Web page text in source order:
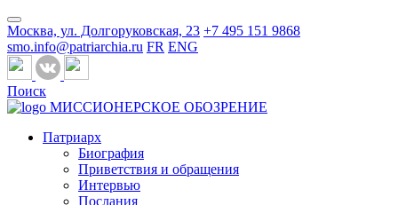
Москва, ул. Долгоруковская, 23 +7 495 151 9868
smo.info@patriarchia.ru FR ENG
Поиск
МИССИОНЕРСКОЕ ОБОЗРЕНИЕ
Патриарх
Биография
Приветствия и обращения
Интервью
Послания